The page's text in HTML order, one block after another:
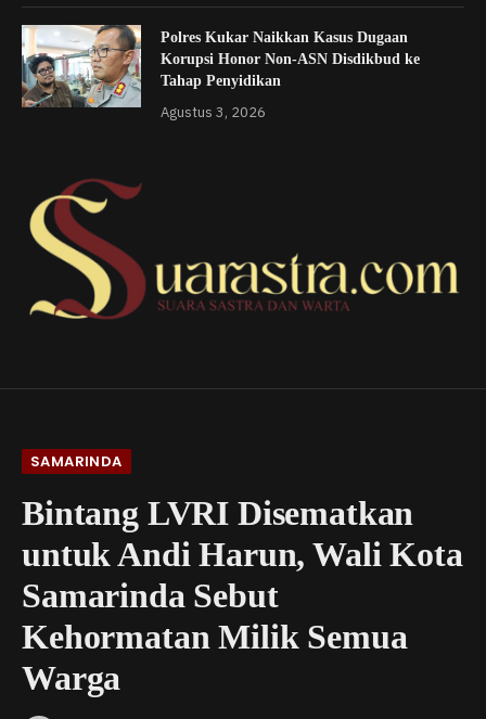
Polres Kukar Naikkan Kasus Dugaan
Korupsi Honor Non-ASN Disdikbud ke
Tahap Penyidikan
Agustus 3, 2026
SAMARINDA
Bintang LVRI Disematkan
untuk Andi Harun, Wali Kota
Samarinda Sebut
Kehormatan Milik Semua
Warga